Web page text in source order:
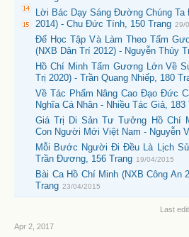
Lời Bác Dạy Sáng Đường Chúng Ta
2014) - Chu Đức Tính, 150 Trang 29/
Để Học Tập Và Làm Theo Tấm
(NXB Dân Trí 2012) - Nguyễn Thủy
Hồ Chí Minh Tấm Gương Lớn Về
Trị 2020) - Trần Quang Nhiếp, 180
Về Tác Phẩm Nâng Cao Đạo Đức
Nghĩa Cá Nhân - Nhiều Tác Giả, 183
Giá Trị Di Sản Tư Tưởng Hồ Chí
Con Người Mới Việt Nam - Nguyễn
Mỗi Bước Người Đi Đều Là Lịch
Trần Đương, 156 Trang 19/04/2015
Bài Ca Hồ Chí Minh (NXB Công An
Trang 23/04/2015
Last
Apr 2, 2017